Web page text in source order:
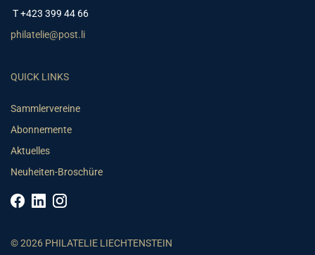
T +423 399 44 66
philatelie@post.li
QUICK LINKS
Sammlervereine
Abonnemente
Aktuelles
Neuheiten-Broschüre
© 2026 PHILATELIE LIECHTENSTEIN